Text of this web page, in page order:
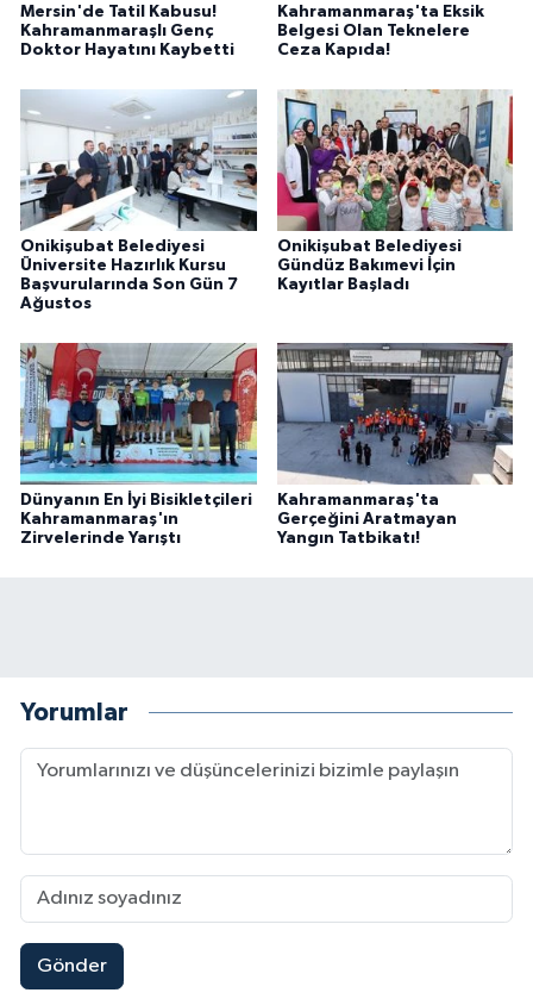
Mersin'de Tatil Kabusu!
Kahramanmaraşlı Genç
Doktor Hayatını Kaybetti
Kahramanmaraş'ta Eksik
Belgesi Olan Teknelere
Ceza Kapıda!
Onikişubat Belediyesi
Üniversite Hazırlık Kursu
Başvurularında Son Gün 7
Ağustos
Onikişubat Belediyesi
Gündüz Bakımevi İçin
Kayıtlar Başladı
Dünyanın En İyi Bisikletçileri
Kahramanmaraş'ın
Zirvelerinde Yarıştı
Kahramanmaraş'ta
Gerçeğini Aratmayan
Yangın Tatbikatı!
Yorumlar
Gönder
19:49 |Mersin'de Tatil Kabusu! Kahramanmaraşlı